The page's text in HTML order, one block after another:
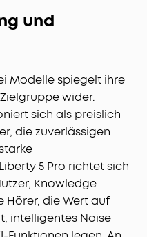
und
Modelle spiegelt ihre
wider.
sich als preislich
die zuverlässigen
5 Pro richtet sich
Knowledge
Hörer, die Wert auf
intelligentes Noise